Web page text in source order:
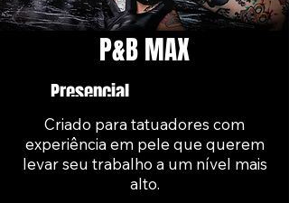
P&B MAX
Presencial
Criado para tatuadores com
experiência em pele que querem
levar seu trabalho a um nível mais
alto.